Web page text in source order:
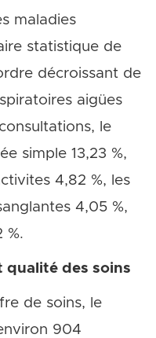
maladies
statistique de
décroissant de
aigües
le
simple 13,23 %,
4,82 %, les
4,05 %,
%.
qualité des soins
de soins, le
904